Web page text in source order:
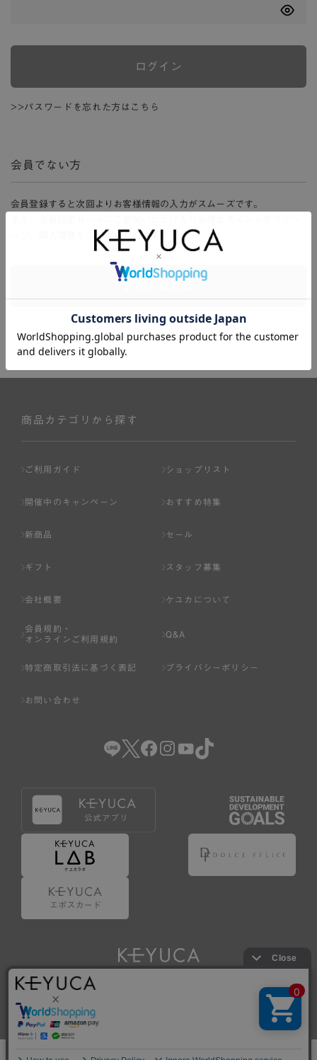
ログイン
>>パスワードを忘れた方はこちら
会員でない方
会員登録すると次回よりお客様情報の入力がスムーズです。
ージ、購入履歴をご利用いただけます。
商品カテゴリから探す
ご利用ガイド ショップリスト
開催中のキャンペーン おすすめ特集
新商品 セール
ギフト スタッフ募集
会社概要 ケユカについて
会員規約・
オンラインご利用規約
Q&A
特定商取引法に基づく表記 プライバシーポリシー
お問い合わせ
Copyright © KAWAJUN Co., Ltd. All Rights Reserved.